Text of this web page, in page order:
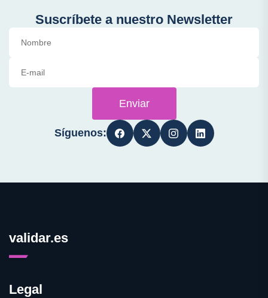
Suscríbete a nuestro Newsletter
Enviar
Síguenos:
validar.es
Legal